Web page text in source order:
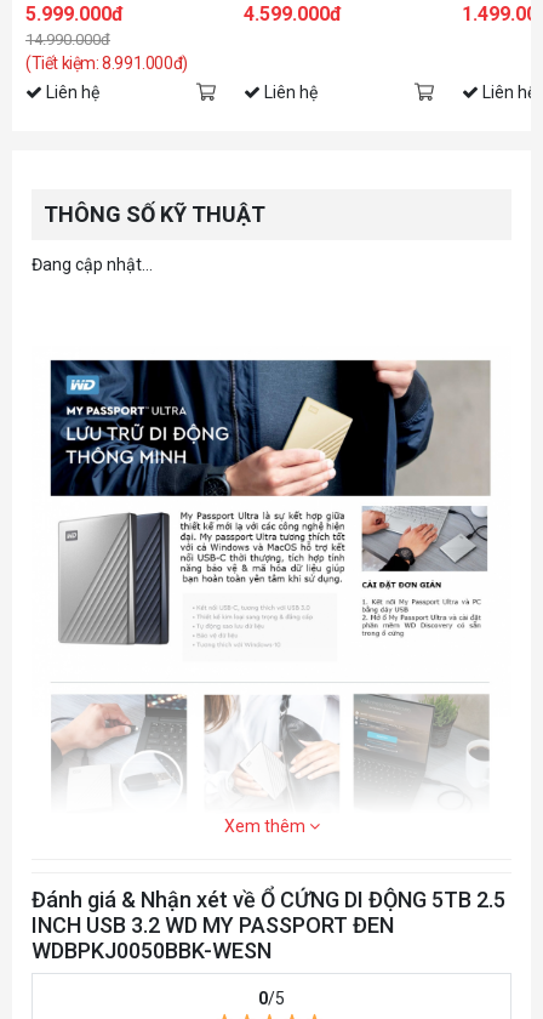
5.999.000đ
14.990.000đ
(Tiết kiệm: 8.991.000đ)
Liên hệ
3.2 GEN 2X1 ĐEN
4.599.000đ
Liên hệ
3.2 GEN
Liên hệ
THÔNG SỐ KỸ THUẬT
Đang cập nhật...
Xem thêm
Đánh giá & Nhận xét về Ổ CỨNG DI ĐỘNG 5TB 2.5
INCH USB 3.2 WD MY PASSPORT ĐEN
WDBPKJ0050BBK-WESN
0/5